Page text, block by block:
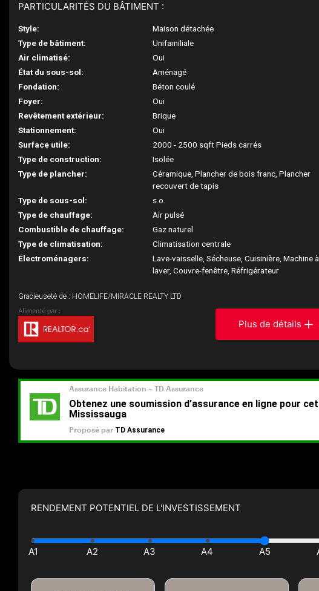
PARTICULARITÉS DU BÂTIMENT :
Style:
Maison détachée
Type de bâtiment:
Unifamiliale
Air climatisé:
Oui
État du sous-sol:
Aménagé
Fondation:
Béton coulé
Foyer:
Oui
Revêtement extérieur:
Brique
Stationnement:
Oui
Surface utile:
2000 - 2500 sqft Pieds carrés
Type de construction:
Isolée
Type de plancher:
Céramique, Plancher de bois franc, Plancher
recouvert de tapis
Type de sous-sol:
s.o.
Type de chauffage:
Air pulsé
Combustible de chauffage:
Gaz naturel
Type de climatisation:
Climatisation centrale
Électroménagers:
Lave-vaisselle, Sécheuse, Cuisinière, Machine à
laver, Couvre-fenêtre, Réfrigérateur
Gracieuseté de : HOMELIFE/MIRACLE REALTY LTD
Plus de détails
RENDEMENT POTENTIEL DE L'INVESTISSEMENT